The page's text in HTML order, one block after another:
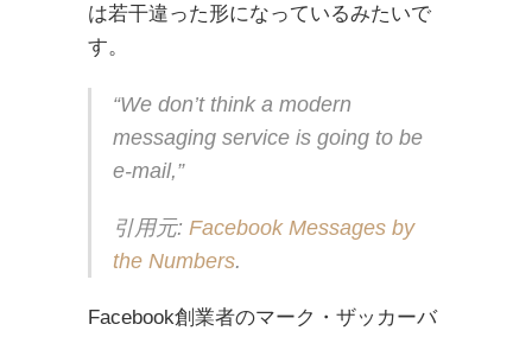
は若干違った形になっているみたいで
す。
“We don’t think a modern
messaging service is going to be
e-mail,”
引用元: Facebook Messages by
the Numbers.
Facebook創業者のマーク・ザッカーバ